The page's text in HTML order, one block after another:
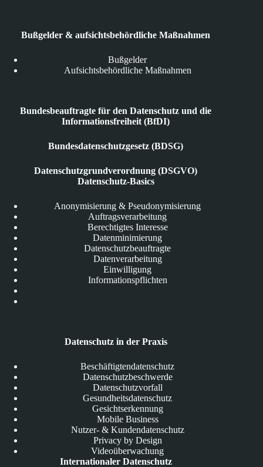
Bußgelder & aufsichtsbehördliche Maßnahmen
Bußgelder
Aufsichtsbehördliche Maßnahmen
Bundesbeauftragte für den Datenschutz und die
Informationsfreiheit (BfDI)
Bundesdatenschutzgesetz (BDSG)
Datenschutzgrundverordnung (DSGVO)
Datenschutz-Basics
Anonymisierung & Pseudonymisierung
Auftragsverarbeitung
Berechtigtes Interesse
Datenminimierung
Datenschutzbeauftragte
Datenverarbeitung
Einwilligung
Informationspflichten
Datenschutz in der Praxis
Beschäftigtendatenschutz
Datenschutzbeschwerde
Datenschutzvorfall
Gesundheitsdatenschutz
Gesichtserkennung
Mobile Business
Nutzer- & Kundendatenschutz
Privacy by Design
Videoüberwachung
Internationaler Datenschutz